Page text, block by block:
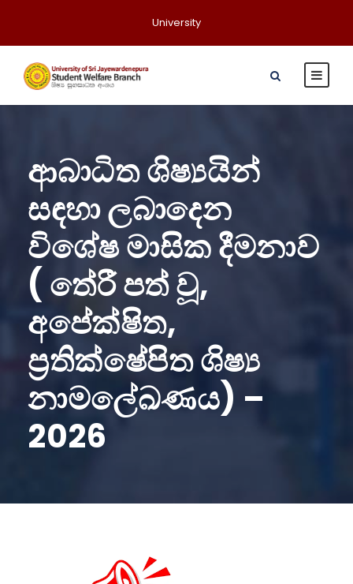
University
ආබාධිත ශිෂ්‍යයින්
සඳහා ලබාදෙන
විශේෂ මාසික දීමනාව
( තේරී පත් වූ,
අපේක්ෂිත,
ප්‍රතික්ෂේපිත ශිෂ්‍ය
නාමලේඛණය) –
2026